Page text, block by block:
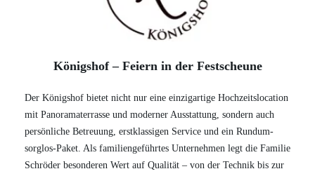
Königshof – Feiern in der Festscheune
Der Königshof bietet nicht nur eine einzigartige Hochzeitslocation
mit Panoramaterrasse und moderner Ausstattung, sondern auch
persönliche Betreuung, erstklassigen Service und ein Rundum-
sorglos-Paket. Als familiengeführtes Unternehmen legt die Familie
Schröder besonderen Wert auf Qualität – von der Technik bis zur